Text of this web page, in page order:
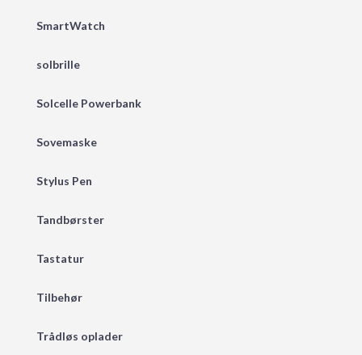
SmartWatch
solbrille
Solcelle Powerbank
Sovemaske
Stylus Pen
Tandbørster
Tastatur
Tilbehør
Trådløs oplader